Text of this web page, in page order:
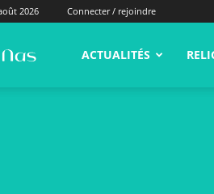
2026 Connecter / rejoindre
alNas.fr ACTUALITÉS